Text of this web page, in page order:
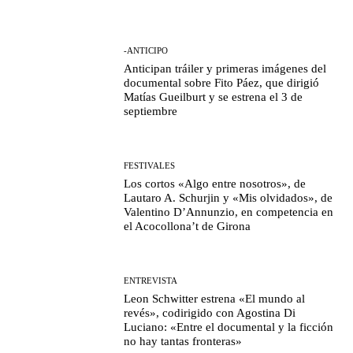
-ANTICIPO
Anticipan tráiler y primeras imágenes del
documental sobre Fito Páez, que dirigió
Matías Gueilburt y se estrena el 3 de
septiembre
FESTIVALES
Los cortos «Algo entre nosotros», de
Lautaro A. Schurjin y «Mis olvidados», de
Valentino D’Annunzio, en competencia en
el Acocollona’t de Girona
ENTREVISTA
Leon Schwitter estrena «El mundo al
revés», codirigido con Agostina Di
Luciano: «Entre el documental y la ficción
no hay tantas fronteras»